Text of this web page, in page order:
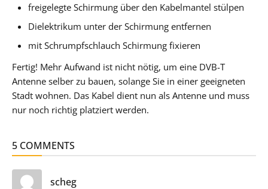
freigelegte Schirmung über den Kabelmantel stülpen
Dielektrikum unter der Schirmung entfernen
mit Schrumpfschlauch Schirmung fixieren
Fertig! Mehr Aufwand ist nicht nötig, um eine DVB-T
Antenne selber zu bauen, solange Sie in einer geeigneten
Stadt wohnen. Das Kabel dient nun als Antenne und muss
nur noch richtig platziert werden.
5 COMMENTS
scheg